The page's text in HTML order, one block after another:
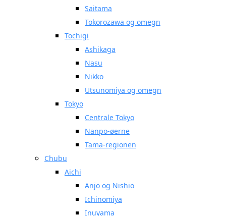
Saitama
Tokorozawa og omegn
Tochigi
Ashikaga
Nasu
Nikko
Utsunomiya og omegn
Tokyo
Centrale Tokyo
Nanpo-øerne
Tama-regionen
Chubu
Aichi
Anjo og Nishio
Ichinomiya
Inuyama